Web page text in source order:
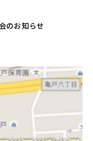
のお知らせ